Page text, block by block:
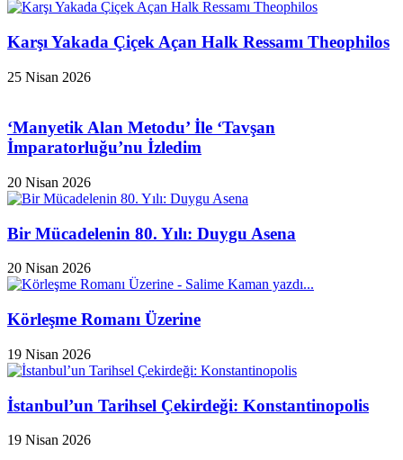
Karşı Yakada Çiçek Açan Halk Ressamı Theophilos
25 Nisan 2026
‘Manyetik Alan Metodu’ İle ‘Tavşan
İmparatorluğu’nu İzledim
20 Nisan 2026
Bir Mücadelenin 80. Yılı: Duygu Asena
20 Nisan 2026
Körleşme Romanı Üzerine
19 Nisan 2026
İstanbul’un Tarihsel Çekirdeği: Konstantinopolis
19 Nisan 2026